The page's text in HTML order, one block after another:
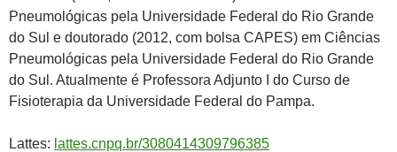
Pneumológicas pela Universidade Federal do Rio Grande
do Sul e doutorado (2012, com bolsa CAPES) em Ciências
Pneumológicas pela Universidade Federal do Rio Grande
do Sul. Atualmente é Professora Adjunto I do Curso de
Fisioterapia da Universidade Federal do Pampa.
Lattes: lattes.cnpq.br/3080414309796385